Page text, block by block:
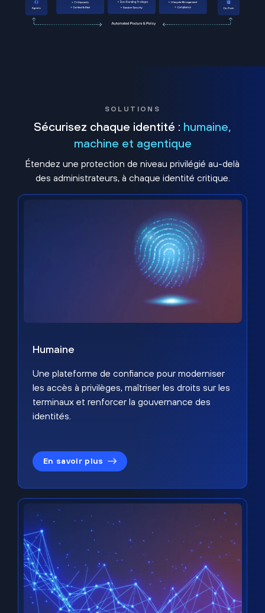
SOLUTIONS
Sécurisez chaque identité : humaine,
machine et agentique
Étendez une protection de niveau privilégié au-delà
des administrateurs, à chaque identité critique.
Humaine
Une plateforme de confiance pour moderniser
les accès à privilèges, maîtriser les droits sur les
terminaux et renforcer la gouvernance des
identités.
En savoir plus